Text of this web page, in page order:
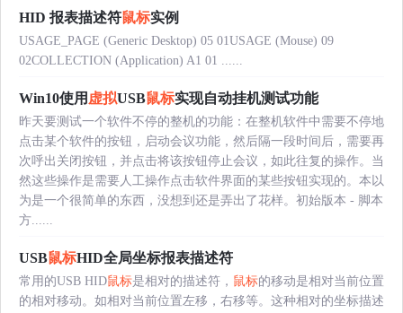
HID 报表描述符鼠标实例
USAGE_PAGE (Generic Desktop) 05 01USAGE (Mouse) 09
02COLLECTION (Application) A1 01 ......
Win10使用 虚拟USB鼠标实现自动挂机测试功能
昨天要测试一个软件不停的整机的功能：在整机软件中需要不停地
点击某个软件的按钮，启动会议功能，然后隔一段时间后，需要再
次呼出关闭按钮，并点击将该按钮停止会议，如此往复的操作。当
然这些操作是需要人工操作点击软件界面的某些按钮实现的。本以
为是一个很简单的东西，没想到还是弄出了花样。初始版本 - 脚本
方......
USB鼠标HID全局坐标报表描述符
常用的USB HID鼠标是相对的描述符， 鼠标的移动是相对当前位置
的相对移动。如相对当前位置左移，右移等。这种相对的坐标描述